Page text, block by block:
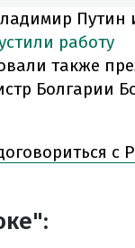
Путин
работу
также
Болгарии
с